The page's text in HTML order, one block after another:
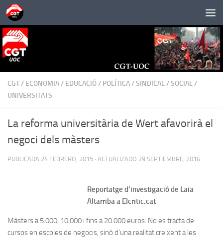
Saltar al contenido
CGT/ ECONOMIA/ EDUCACIÓ/ POLÍTICA/SINDICAL/SOCIAL/
UNIVERSITATS
La reforma universitària de Wert afavorirà el
negoci dels màsters
PUBLICADA 24 FEBRERO, 2015 · ACTUALIZADO 29 SEPTIEMBRE, 2016
Reportatge d’investigació de Laia
Altarriba a Elcritic.cat
Màsters a 5.000, 10.000 i fins a 20.000 euros. No es tracta de
cursos en escoles de negocis, sinó d’una realitat creixent a les